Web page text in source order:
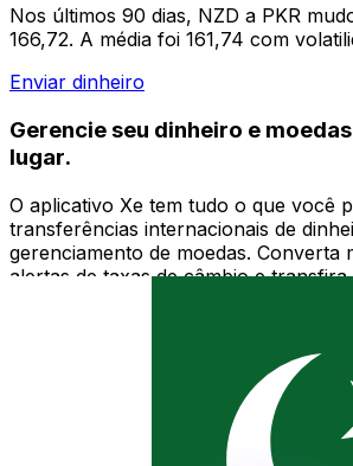
Nos últimos 90 dias, NZD a PKR
166,72. A média foi 161,74 com
Enviar dinheiro
Gerencie seu dinheiro e
lugar.
O aplicativo Xe tem tudo o que você
transferências internacionais de
gerenciamento de moedas. Converta
alertas de taxas de câmbio e